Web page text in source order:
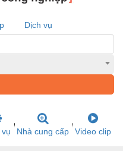
Dịch vụ
vụ Nhà cung cấp Video clip